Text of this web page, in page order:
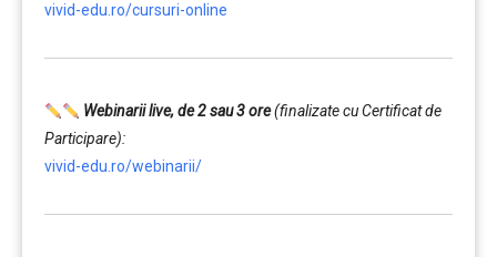
vivid-edu.ro/cursuri-online
Webinarii live, de 2 sau 3 ore(finalizate cu Certificat de
Participare):
vivid-edu.ro/webinarii/